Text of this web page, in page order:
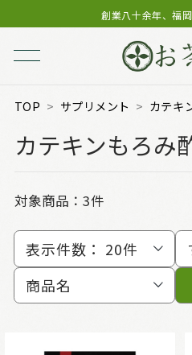
創業八十余年、福
TOP サプリメント カテキ
カテキンもろみ
対象商品： 3件
表示件数： 20件
商品名